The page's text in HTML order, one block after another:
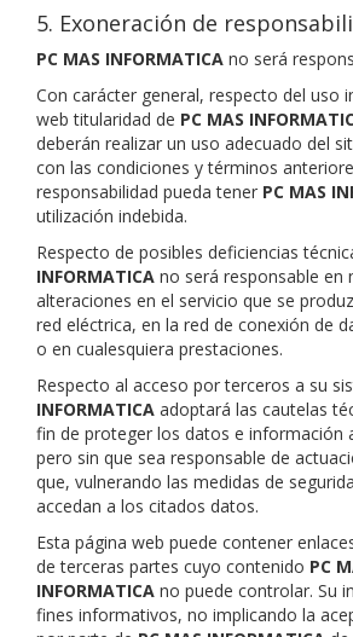
5. Exoneración de
PC MAS INFORMATICA no será
Con carácter general, respecto del uso
web titularidad de PC MAS
deberán realizar un uso adecuado del
con las condiciones y términos
responsabilidad pueda tener PC MAS
utilización indebida.
Respecto de posibles deficiencias
INFORMATICA no será responsable en
alteraciones en el servicio que se
red eléctrica, en la red de conexión de
o en cualesquiera prestaciones.
Respecto al acceso por terceros a su
INFORMATICA adoptará las cautelas
fin de proteger los datos e información
pero sin que sea responsable de
que, vulnerando las medidas de
accedan a los citados datos.
Esta página web puede contener
de terceras partes cuyo contenido PC
INFORMATICA no puede controlar. Su
fines informativos, no implicando la